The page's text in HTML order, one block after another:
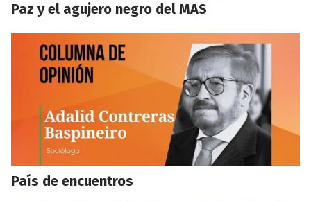
Paz y el agujero negro del MAS
País de encuentros